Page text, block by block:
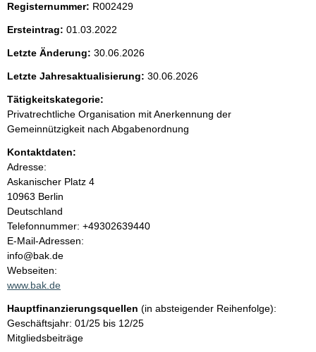
i
t
e
n
i
n
h
a
l
t
Registernummer: R002429
Ersteintrag: 01.03.2022
Letzte Änderung: 30.06.2026
Letzte Jahresaktualisierung: 30.06.2026
Tätigkeitskategorie:
Privatrechtliche Organisation mit Anerkennung der
Gemeinnützigkeit nach Abgabenordnung
Kontaktdaten:
Adresse:
Askanischer Platz 4
10963 Berlin
Deutschland
K
o
n
t
a
t
i
n
Telefonnummer: +49302639440
E-Mail-Adressen:
info@bak.de
Webseiten:
www.bak.de
Hauptfinanzierungsquellen (in absteigender Reihenfolge):
Geschäftsjahr: 01/25 bis 12/25
Mitgliedsbeiträge